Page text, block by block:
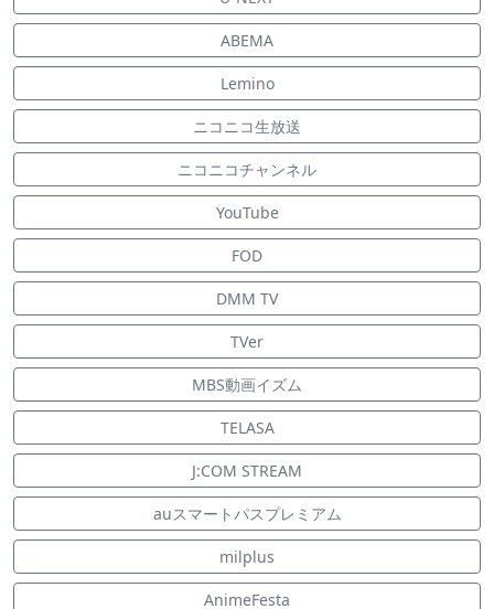
ABEMA
Lemino
ニコニコ生放送
ニコニコチャンネル
YouTube
FOD
DMM TV
TVer
MBS動画イズム
TELASA
J:COM STREAM
auスマートパスプレミアム
milplus
AnimeFesta